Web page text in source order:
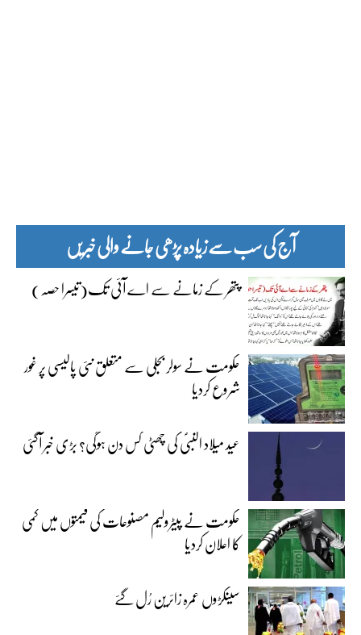
آج کی سب سے زیادہ پڑھی جانے والی خبریں
پتھر کے زمانے سے اے آئی تک(تیسرا حصہ)
حکومت نے سولر بجلی سے متعلق نئی پالیسی پر غور
شروع کردیا
عید میلاد النبیؐ کی چھٹی کس دن ہوگی؟ بڑی خبر آگئی
حکومت نے پیٹرولیم مصنوعات کی قیمتوں میں کمی
کا اعلان کردیا
سینکڑوں عمرہ زائرین رُل گئے